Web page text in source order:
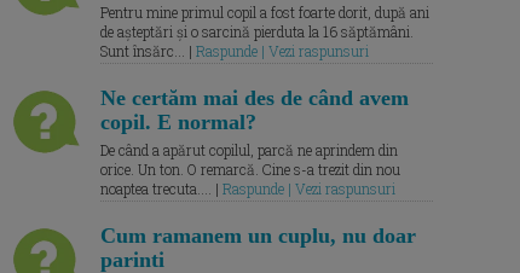
Pentru mine primul copil a fost foarte dorit, după ani
de așteptări și o sarcină pierduta la 16 săptămâni.
Sunt însărc... | Raspunde | Vezi raspunsuri
Ne certăm mai des de când avem
copil. E normal?
De când a apărut copilul, parcă ne aprindem din
orice. Un ton. O remarcă. Cine s-a trezit din nou
noaptea trecuta.... | Raspunde | Vezi raspunsuri
Cum ramanem un cuplu, nu doar
parinti